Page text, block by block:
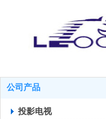
公司产品
投影电视